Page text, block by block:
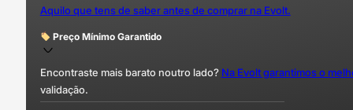
Aquilo que tens de saber antes de comprar na Evolt.
Preço Mínimo Garantido
Encontraste mais barato noutro lado? Na Evolt garantimos o
validação.